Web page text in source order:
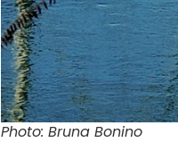
Photo: Bruna Bonino